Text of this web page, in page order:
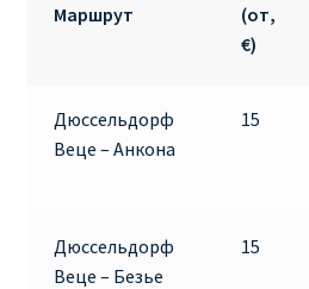
Маршрут
(от,
€)
Дюссельдорф
Веце – Анкона
15
Дюссельдорф
Веце – Безье
15